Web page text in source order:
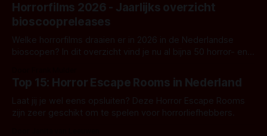
Horrorfilms 2026 - Jaarlijks overzicht
bioscoopreleases
Welke horrorfilms draaien er in 2026 in de Nederlandse
bioscopen? In dit overzicht vind je nu al bijna 50 horror- en
Top 15: Horror Escape Rooms in Nederland
Laat jij je wel eens opsluiten? Deze Horror Escape Rooms
zijn zeer geschikt om te spelen voor horrorliefhebbers.